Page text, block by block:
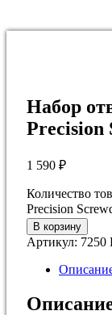
Набор
Precision
1 590 ₽
Количество
Precision
В корзину
Артикул: 7250